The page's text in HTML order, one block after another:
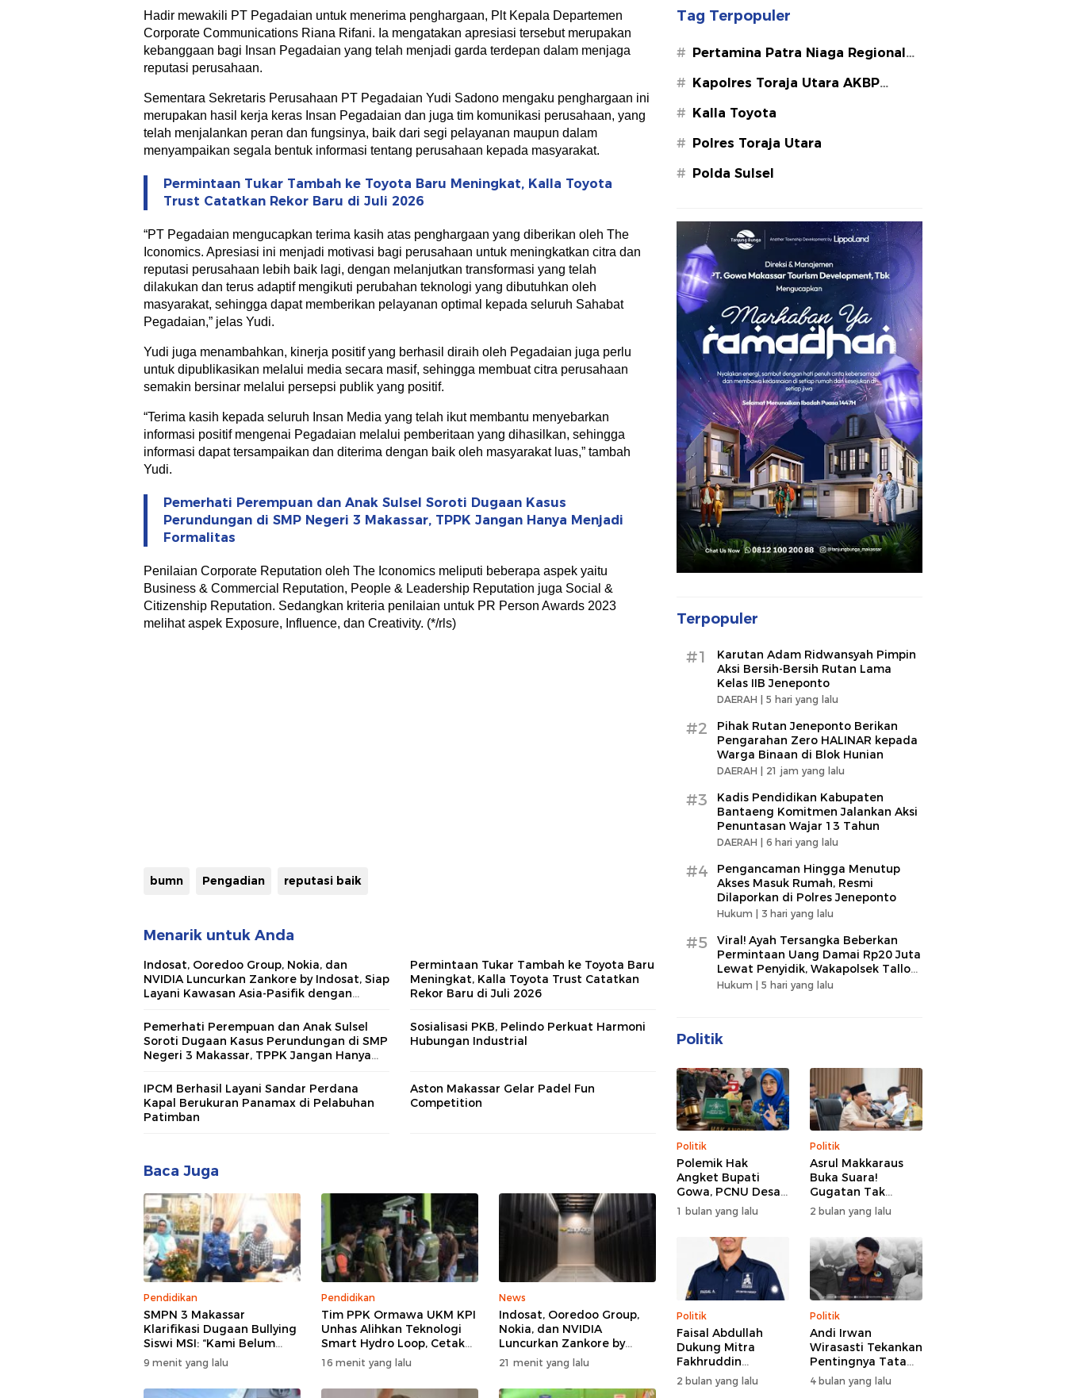
Hadir mewakili PT Pegadaian untuk menerima penghargaan, Plt Kepala Departemen
Corporate Communications Riana Rifani. Ia mengatakan apresiasi tersebut merupakan
kebanggaan bagi Insan Pegadaian yang telah menjadi garda terdepan dalam menjaga
reputasi perusahaan.
Sementara Sekretaris Perusahaan PT Pegadaian Yudi Sadono mengaku penghargaan ini
merupakan hasil kerja keras Insan Pegadaian dan juga tim komunikasi perusahaan, yang
telah menjalankan peran dan fungsinya, baik dari segi pelayanan maupun dalam
menyampaikan segala bentuk informasi tentang perusahaan kepada masyarakat.
Permintaan Tukar Tambah ke Toyota Baru Meningkat, Kalla Toyota
Trust Catatkan Rekor Baru di Juli 2026
“PT Pegadaian mengucapkan terima kasih atas penghargaan yang diberikan oleh The
Iconomics. Apresiasi ini menjadi motivasi bagi perusahaan untuk meningkatkan citra dan
reputasi perusahaan lebih baik lagi, dengan melanjutkan transformasi yang telah
dilakukan dan terus adaptif mengikuti perubahan teknologi yang dibutuhkan oleh
masyarakat, sehingga dapat memberikan pelayanan optimal kepada seluruh Sahabat
Pegadaian,” jelas Yudi.
Yudi juga menambahkan, kinerja positif yang berhasil diraih oleh Pegadaian juga perlu
untuk dipublikasikan melalui media secara masif, sehingga membuat citra perusahaan
semakin bersinar melalui persepsi publik yang positif.
“Terima kasih kepada seluruh Insan Media yang telah ikut membantu menyebarkan
informasi positif mengenai Pegadaian melalui pemberitaan yang dihasilkan, sehingga
informasi dapat tersampaikan dan diterima dengan baik oleh masyarakat luas,” tambah
Yudi.
Pemerhati Perempuan dan Anak Sulsel Soroti Dugaan Kasus
Perundungan di SMP Negeri 3 Makassar, TPPK Jangan Hanya Menjadi
Formalitas
Penilaian Corporate Reputation oleh The Iconomics meliputi beberapa aspek yaitu
Business & Commercial Reputation, People & Leadership Reputation juga Social &
Citizenship Reputation. Sedangkan kriteria penilaian untuk PR Person Awards 2023
melihat aspek Exposure, Influence, dan Creativity. (*/rls)
bumn Pengadian reputasi baik
Menarik untuk Anda
Indosat, Ooredoo Group, Nokia, dan
NVIDIA Luncurkan Zankore by Indosat, Siap
Layani Kawasan Asia-Pasifik dengan
Permintaan Tukar Tambah ke Toyota Baru
Meningkat, Kalla Toyota Trust Catatkan
Rekor Baru di Juli 2026
Pemerhati Perempuan dan Anak Sulsel
Soroti Dugaan Kasus Perundungan di SMP
Negeri 3 Makassar, TPPK Jangan Hanya
Sosialisasi PKB, Pelindo Perkuat Harmoni
Hubungan Industrial
IPCM Berhasil Layani Sandar Perdana
Kapal Berukuran Panamax di Pelabuhan
Patimban
Aston Makassar Gelar Padel Fun
Competition
Baca Juga
Pendidikan
SMPN 3 Makassar
Klarifikasi Dugaan Bullying
Siswi MSI: “Kami Belum
Menemukan Unsur
Perundungan”
9 menit yang lalu
Pendidikan
Tim PPK Ormawa UKM KPI
Unhas Alihkan Teknologi
Smart Hydro Loop, Cetak
Teknisi Desa untuk Perkuat
Pertanian Cerdas di Bone
16 menit yang lalu
News
Indosat, Ooredoo Group,
Nokia, dan NVIDIA
Luncurkan Zankore by
Indosat, Siap Layani
Kawasan Asia-Pasifik
dengan Platform
21 menit yang lalu
Tag Terpopuler
# Pertamina Patra Niaga Regional
# Kapolres Toraja Utara AKBP
M.Si
# Kalla Toyota
# Polres Toraja Utara
# Polda Sulsel
Terpopuler
#1
Karutan Adam Ridwansyah Pimpin
Aksi Bersih-Bersih Rutan Lama
Kelas IIB Jeneponto
DAERAH | 5 hari yang lalu
#2
Pihak Rutan Jeneponto Berikan
Pengarahan Zero HALINAR kepada
Warga Binaan di Blok Hunian
DAERAH | 21 jam yang lalu
#3
Kadis Pendidikan Kabupaten
Bantaeng Komitmen Jalankan Aksi
Penuntasan Wajar 13 Tahun
DAERAH | 6 hari yang lalu
#4
Pengancaman Hingga Menutup
Akses Masuk Rumah, Resmi
Dilaporkan di Polres Jeneponto
Hukum | 3 hari yang lalu
#5
Viral! Ayah Tersangka Beberkan
Permintaan Uang Damai Rp20 Juta
Lewat Penyidik, Wakapolsek Tallo
Klarifikasi Soal Terima Uang Rp3
Hukum | 5 hari yang lalu
Politik
Politik
Polemik Hak
Angket Bupati
Gowa, PCNU Desak
DPRD Buka Fakta
Transparan
1 bulan yang lalu
Politik
Asrul Makkaraus
Buka Suara!
Gugatan Tak
Hentikan Hak
Angket DPRD
2 bulan yang lalu
Politik
Faisal Abdullah
Dukung Mitra
Fakhruddin
Nahkodai BM PAN
Periode 2026-2031
2 bulan yang lalu
Politik
Andi Irwan
Wirasasti Tekankan
Pentingnya Tata
Kelola Terintegrasi
Sektor Peternakan
4 bulan yang lalu